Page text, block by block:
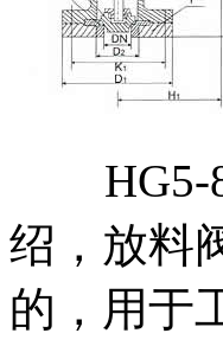
HG5-
绍，放料
的，用于